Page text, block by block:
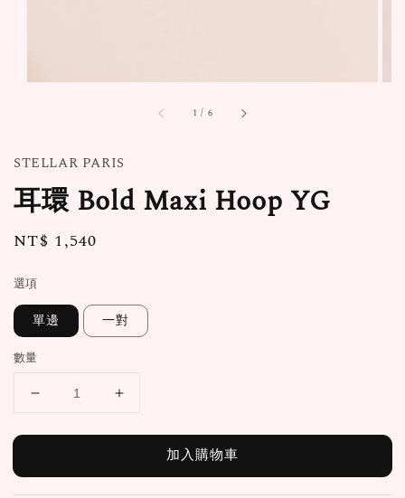
1 / 6
STELLAR PARIS
耳環 Bold Maxi Hoop YG
Regular
NT$ 1,540
選項
單邊 一對
數量
加入購物車